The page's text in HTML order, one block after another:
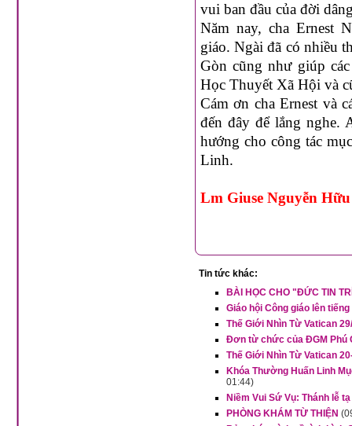
vui ban đầu của đời
Năm nay, cha Ernest
giáo. Ngài đã có nhiều
Gòn cũng như giúp
Học Thuyết Xã Hội và
Cám ơn cha Ernest và
đến đây để lắng nghe.
hướng cho công tác
Linh.
Lm Giuse Nguyễn
Tin tức khác:
BÀI HỌC CHO "ĐỨC TIN
Giáo hội Công giáo lên
Thế Giới Nhìn Từ Vatican
Đơn từ chức của ĐGM Phú
Thế Giới Nhìn Từ Vatican
Khóa Thường Huấn Linh
01:44)
Niềm Vui Sứ Vụ: Thánh lễ
PHÒNG KHÁM TỪ THIỆN